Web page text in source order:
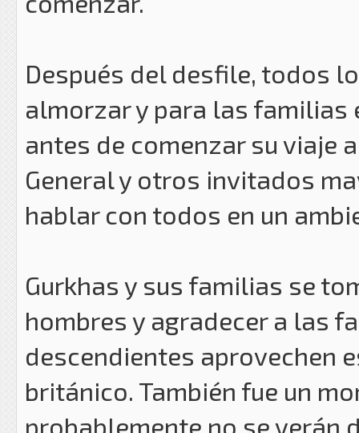
Después del desfile, todos
almorzar y para las familias
antes de comenzar su viaje
General y otros invitados
hablar con todos en un
Gurkhas y sus familias se
hombres y agradecer a las
descendientes aprovechen
británico. También fue un
probablemente no se verán